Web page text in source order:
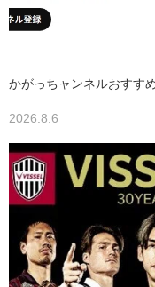
かがっちャンネルおすす
2026.8.6